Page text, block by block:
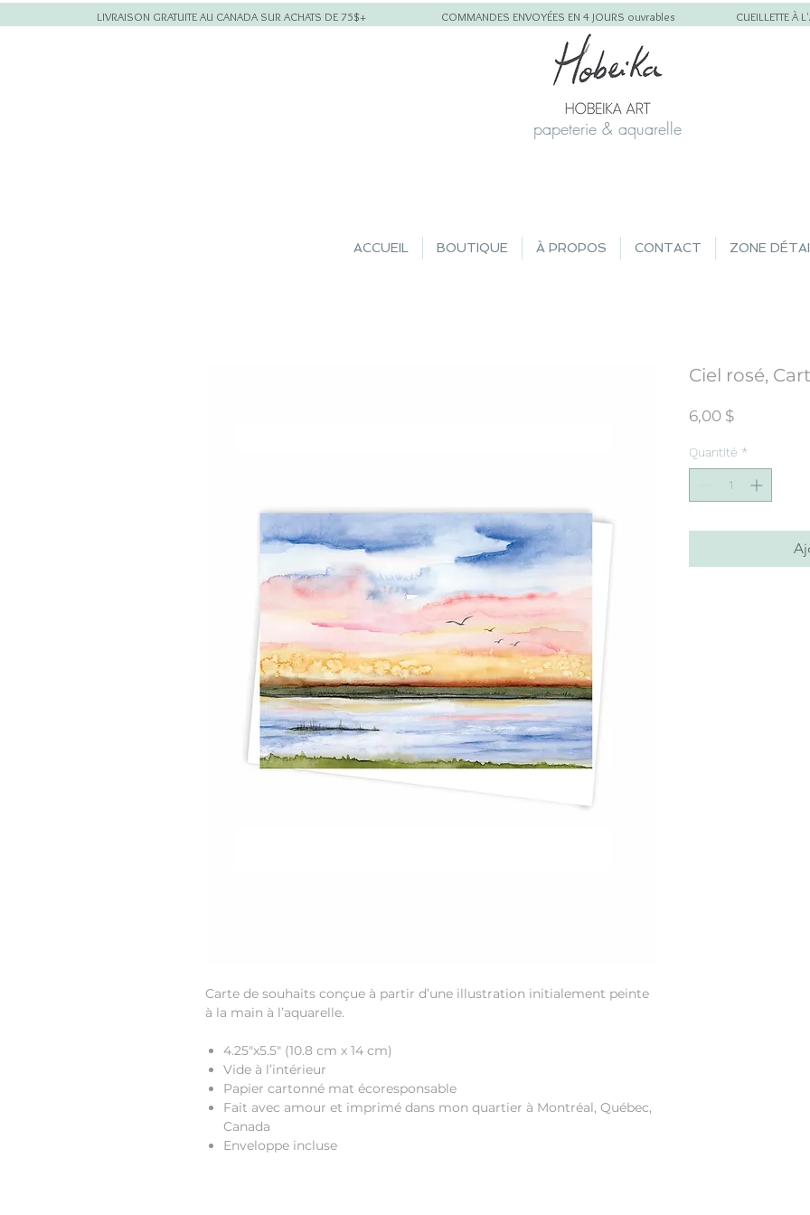
LIVRAISON GRATUITE AU CANADA SUR ACHATS DE 75$+ COMMANDES ENVOYÉES EN 4 JOURS ouvrables CUEILLETTE À
papeterie & aquarelle
ACCUEIL BOUTIQUE À PROPOS CONTACT ZONE
Carte de souhaits conçue à partir d’une illustration initialement peinte
à la main à l’aquarelle.
4.25"x5.5" (10.8 cm x 14 cm)
Vide à l’intérieur
Papier cartonné mat écoresponsable
Fait avec amour et imprimé dans mon quartier à Montréal, Québec,
Canada
Enveloppe incluse
Ciel rosé,
6,00 $Prix
Quantité *